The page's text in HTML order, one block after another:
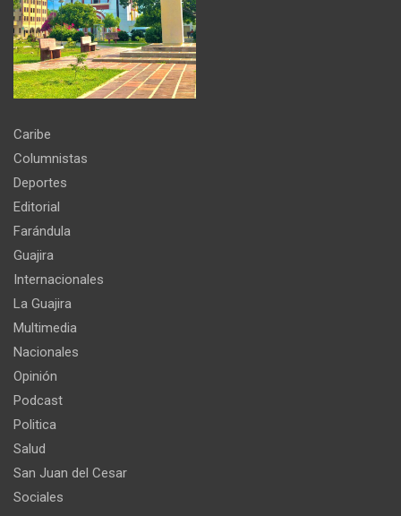
Caribe
Columnistas
Deportes
Editorial
Farándula
Guajira
Internacionales
La Guajira
Multimedia
Nacionales
Opinión
Podcast
Politica
Salud
San Juan del Cesar
Sociales